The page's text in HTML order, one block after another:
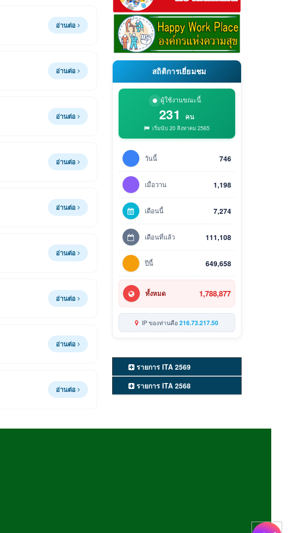
อ่านต่อ
อ่านต่อ
อ่านต่อ
อ่านต่อ
อ่านต่อ
อ่านต่อ
อ่านต่อ
อ่านต่อ
อ่านต่อ
สถิติการเยี่ยมชม
ผู้ใช้งานขณะนี้
231 คน
เริ่มนับ 20 สิงหาคม 2565
วันนี้ 746
เมื่อวาน 1,198
เดือนนี้ 7,274
เดือนที่แล้ว 111,108
ปีนี้ 649,658
ทั้งหมด 1,788,877
IP ของท่านคือ216.73.217.50
รายการ ITA 2569
รายการ ITA 2568